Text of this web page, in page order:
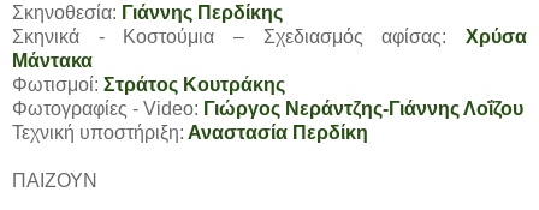
Σκηνοθεσία: Γιάννης Περδίκης
Σκηνικά - Κοστούμια – Σχεδιασμός αφίσας: Χρύσα
Μάντακα
Φωτισμοί: Στράτος Κουτράκης
Φωτογραφίες - Video: Γιώργος Νεράντζης-Γιάννης Λοΐζου
Τεχνική υποστήριξη: Αναστασία Περδίκη
ΠΑΙΖΟΥΝ